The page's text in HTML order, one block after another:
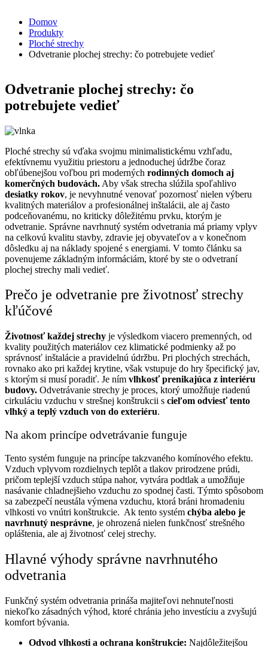
Domov
Produkty
Ploché strechy
Odvetranie plochej strechy: čo potrebujete vedieť
Odvetranie plochej strechy: čo
potrebujete vedieť
Ploché strechy sú vďaka svojmu minimalistickému vzhľadu,
efektívnemu využitiu priestoru a jednoduchej údržbe čoraz
obľúbenejšou voľbou pri moderných rodinných domoch aj
komerčných budovách. Aby však strecha slúžila spoľahlivo
desiatky rokov, je nevyhnutné venovať pozornosť nielen výberu
kvalitných materiálov a profesionálnej inštalácii, ale aj často
podceňovanému, no kriticky dôležitému prvku, ktorým je
odvetranie. Správne navrhnutý systém odvetrania má priamy vplyv
na celkovú kvalitu stavby, zdravie jej obyvateľov a v konečnom
dôsledku aj na náklady spojené s energiami. V tomto článku sa
povenujeme základným informáciám, ktoré by ste o odvetraní
plochej strechy mali vedieť.
Prečo je odvetranie pre životnosť strechy
kľúčové
Životnosť každej strechy je výsledkom viacero premenných, od
kvality použitých materiálov cez klimatické podmienky až po
správnosť inštalácie a pravidelnú údržbu. Pri plochých strechách,
rovnako ako pri každej krytine, však vstupuje do hry špecifický jav,
s ktorým si musí poradiť. Je ním vlhkosť prenikajúca z interiéru
budovy. Odvetrávanie strechy je proces, ktorý umožňuje riadenú
cirkuláciu vzduchu v strešnej konštrukcii s cieľom odviesť tento
vlhký a teplý vzduch von do exteriéru.
Na akom princípe odvetrávanie funguje
Tento systém funguje na princípe takzvaného komínového efektu.
Vzduch vplyvom rozdielnych teplôt a tlakov prirodzene prúdi,
pričom teplejší vzduch stúpa nahor, vytvára podtlak a umožňuje
nasávanie chladnejšieho vzduchu zo spodnej časti. Týmto spôsobom
sa zabezpečí neustála výmena vzduchu, ktorá bráni hromadeniu
vlhkosti vo vnútri konštrukcie. Ak tento systém chýba alebo je
navrhnutý nesprávne, je ohrozená nielen funkčnosť strešného
opláštenia, ale aj životnosť celej strechy.
Hlavné výhody správne navrhnutého
odvetrania
Funkčný systém odvetrania prináša majiteľovi nehnuteľnosti
niekoľko zásadných výhod, ktoré chránia jeho investíciu a zvyšujú
komfort bývania.
Odvod vlhkosti a ochrana konštrukcie: Najdôležitejšou